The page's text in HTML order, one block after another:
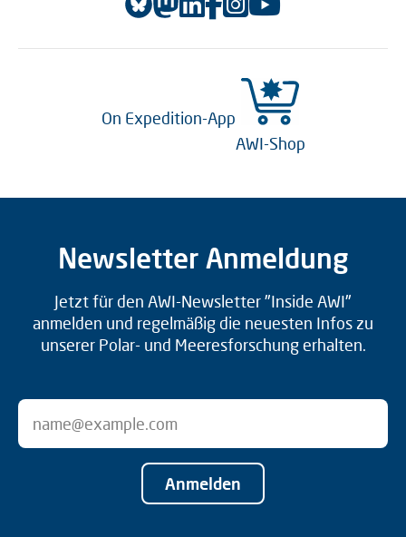
On Expedition-App
AWI-Shop
Newsletter Anmeldung
Jetzt für den AWI-Newsletter "Inside AWI"
anmelden und regelmäßig die neuesten Infos zu
unserer Polar- und Meeresforschung erhalten.
Anmelden